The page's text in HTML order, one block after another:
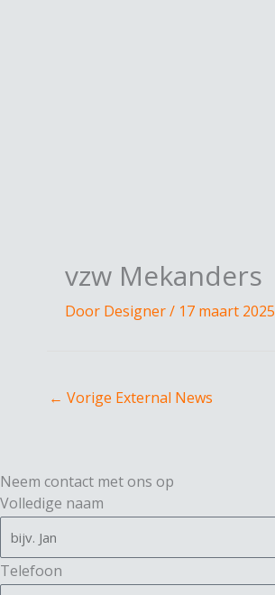
vzw Mekanders
Door Designer/ 17 maart 2025
← Vorige External News
Neem contact met ons op
Volledige naam
Telefoon